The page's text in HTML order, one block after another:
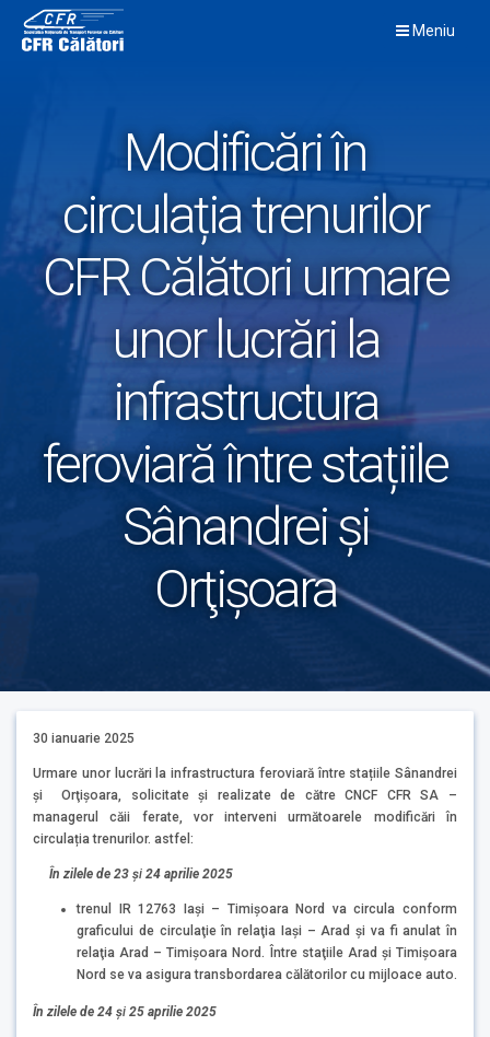
content
Meniu
Modificări în
circulația trenurilor
CFR Călători urmare
unor lucrări la
infrastructura
feroviară între stațiile
Sânandrei și
Orţişoara
30 ianuarie 2025
Urmare unor lucrări la infrastructura feroviară între stațiile Sânandrei
și Orţişoara, solicitate și realizate de către CNCF CFR SA –
managerul căii ferate, vor interveni următoarele modificări în
circulația trenurilor. astfel:
În zilele de 23 şi 24 aprilie 2025
trenul IR 12763 Iași – Timișoara Nord va circula conform
graficului de circulaţie în relaţia Iaşi – Arad şi va fi anulat în
relaţia Arad – Timişoara Nord. Între staţiile Arad şi Timişoara
Nord se va asigura transbordarea călătorilor cu mijloace auto.
În zilele de 24 şi 25 aprilie 2025